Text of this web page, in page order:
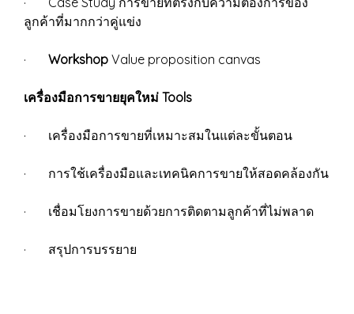
ลูกค้าที่มากกว่าคู่แข่ง
· Workshop Value proposition canvas
เครื่องมือการขายยุคใหม่ Tools
· เครื่องมือการขายที่เหมาะสมในแต่ละขั้นตอน
· การใช้เครื่องมือและเทคนิคการขายให้สอดคล้องกัน
· เชื่อมโยงการขายด้วยการติดตามลูกค้าที่ไม่พลาด
· สรุปการบรรยาย